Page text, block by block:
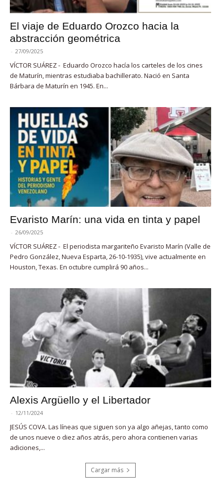
El viaje de Eduardo Orozco hacia la
abstracción geométrica
- 27/09/2025
VÍCTOR SUÁREZ - Eduardo Orozco hacía los carteles de los cines
de Maturín, mientras estudiaba bachillerato. Nació en Santa
Bárbara de Maturín en 1945. En...
Evaristo Marín: una vida en tinta y papel
- 26/09/2025
VÍCTOR SUÁREZ - El periodista margariteño Evaristo Marín (Valle de
Pedro González, Nueva Esparta, 26-10-1935), vive actualmente en
Houston, Texas. En octubre cumplirá 90 años...
Alexis Argüello y el Libertador
- 12/11/2024
JESÚS COVA. Las líneas que siguen son ya algo añejas, tanto como
de unos nueve o diez años atrás, pero ahora contienen varias
adiciones,...
Cargar más